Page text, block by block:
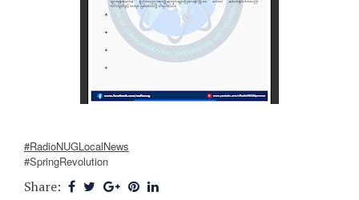
#RadioNUGLocalNews
#SpringRevolution
Share: